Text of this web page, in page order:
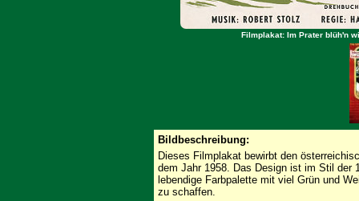
Filmplakat: Im Prater blüh'n
Bildbeschreibung:
Dieses Filmplakat bewirbt den
dem Jahr 1958. Das Design ist im Stil der
lebendige Farbpalette mit viel Grün und
zu schaffen.